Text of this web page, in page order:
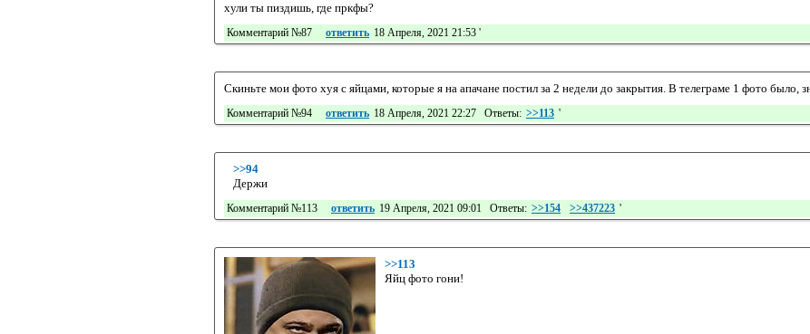
хули ты пиздишь, где пркфы?
Комментарий №87 ответить 18 Апреля, 2021 21:53 '
Скиньте мои фото хуя с яйцами, которые я на апачане постил за 2 недели до закрытия. В телеграме 1 фото было,
Комментарий №94 ответить 18 Апреля, 2021 22:27 Ответы: >>113 '
>>94
Держи
Комментарий №113 ответить 19 Апреля, 2021 09:01 Ответы: >>154 >>437223 '
>>113
Яйц фото гони!